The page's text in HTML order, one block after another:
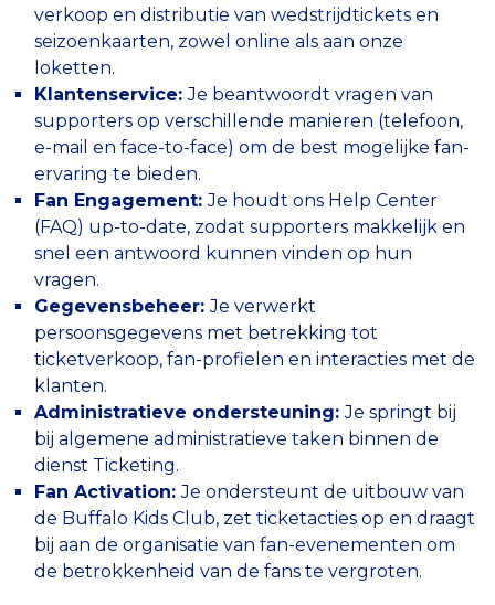
verkoop en distributie van wedstrijdtickets en
seizoenkaarten, zowel online als aan onze
loketten.
Klantenservice:Je beantwoordt vragen van
supporters op verschillende manieren (telefoon,
e-mail en face-to-face) om de best mogelijke fan-
ervaring te bieden.
Fan Engagement:Je houdt ons Help Center
(FAQ) up-to-date, zodat supporters makkelijk en
snel een antwoord kunnen vinden op hun
vragen.
Gegevensbeheer:Je verwerkt
persoonsgegevens met betrekking tot
ticketverkoop, fan-profielen en interacties met de
klanten.
Administratieve ondersteuning:Je springt bij
bij algemene administratieve taken binnen de
dienst Ticketing.
Fan Activation:Je ondersteunt de uitbouw van
de Buffalo Kids Club, zet ticketacties op en draagt
bij aan de organisatie van fan-evenementen om
de betrokkenheid van de fans te vergroten.